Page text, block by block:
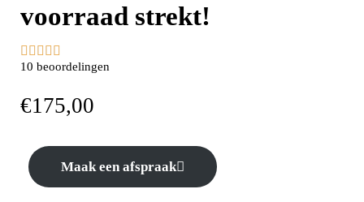
voorraad strekt!
    
10 beoordelingen
€175,00
Maak een afspraak